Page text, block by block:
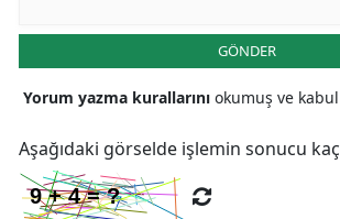
GÖNDER
Yorum yazma kurallarını okumuş ve kabul
Aşağıdaki görselde işlemin sonucu